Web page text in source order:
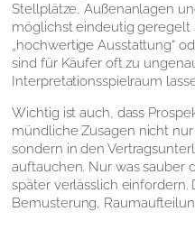
Stellplätze, Außenanlagen
möglichst eindeutig geregelt
„hochwertige Ausstattung“
sind für Käufer oft zu
Interpretationsspielraum
Wichtig ist auch, dass
mündliche Zusagen nicht
sondern in den
auftauchen. Nur was sauber
später verlässlich einfordern.
Bemusterung,